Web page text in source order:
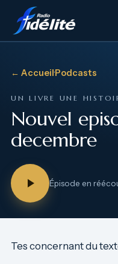
← Accueil·Podcasts
UN LIVRE UNE
Nouvel
decembre
Épisode en
Tes concernant du